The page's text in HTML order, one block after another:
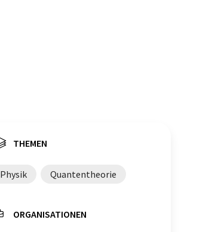
THEMEN
Physik Quantentheorie
ORGANISATIONEN